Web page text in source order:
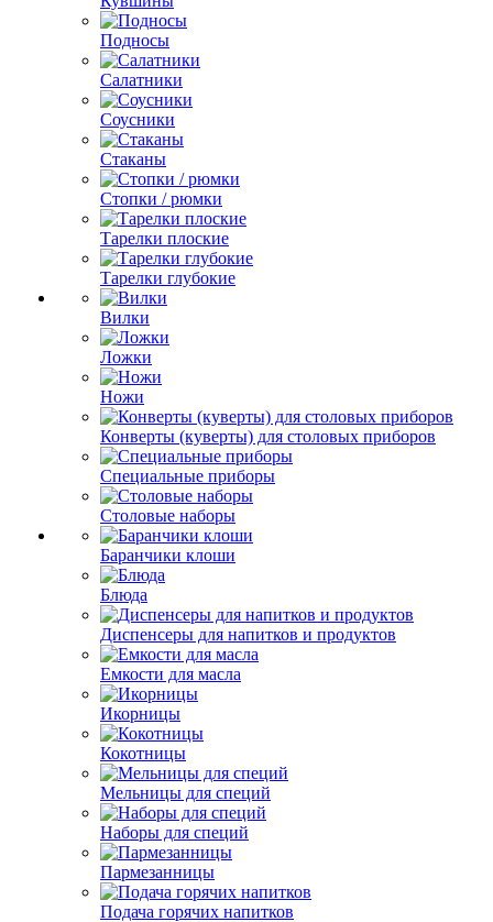
Подносы
Салатники
Соусники
Стаканы
Стопки / рюмки
Тарелки плоские
Тарелки глубокие
Вилки
Ложки
Ножи
Конверты (куверты) для столовых приборов
Специальные приборы
Столовые наборы
Баранчики клоши
Блюда
Диспенсеры для напитков и продуктов
Емкости для масла
Икорницы
Кокотницы
Мельницы для специй
Наборы для специй
Пармезанницы
Подача горячих напитков